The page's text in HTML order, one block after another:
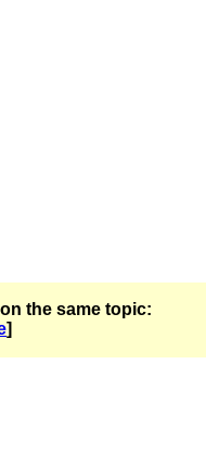
the same topic:
]